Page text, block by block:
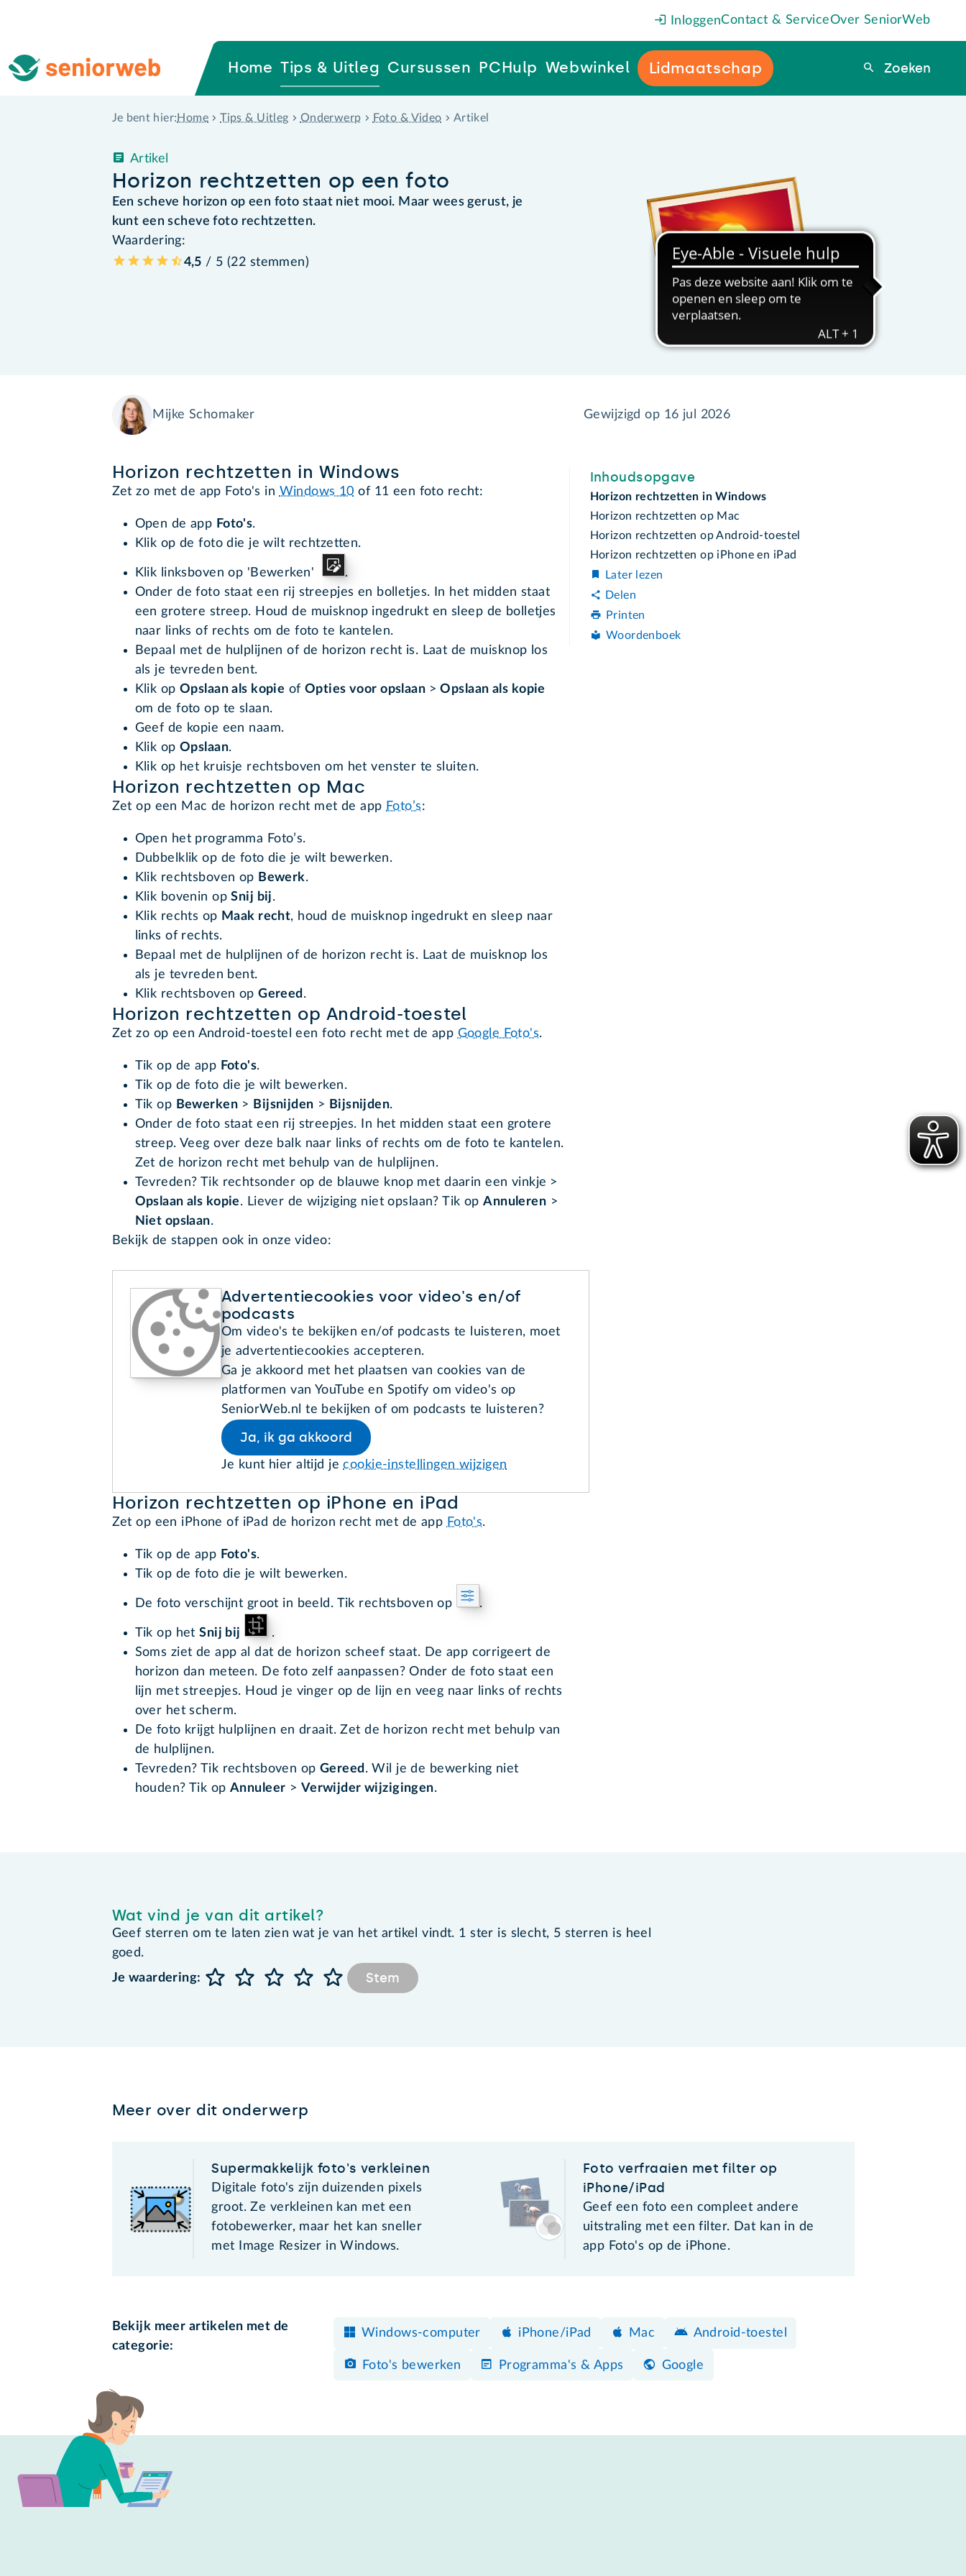
InloggenContact & ServiceOver SeniorWeb
Home Tips & Uitleg Cursussen PCHulp Webwinkel Lidmaatschap Zoeken
Zoeken
Je bent hier: Home Tips & Uitleg Onderwerp Foto & Video Artikel
Horizon rechtzetten op een foto
Artikel
Een scheve horizon op een foto staat niet mooi. Maar wees gerust, je
kunt een scheve foto rechtzetten.
Waardering:
4,5 / 5 (22 stemmen)
Mijke Schomaker Gewijzigd op 16 jul 2026
Horizon rechtzetten in Windows
Zet zo met de app Foto's in Windows 10 of 11 een foto recht:
Open de app Foto's.
Klik op de foto die je wilt rechtzetten.
Klik linksboven op 'Bewerken'
.
Onder de foto staat een rij streepjes en bolletjes. In het midden staat
een grotere streep. Houd de muisknop ingedrukt en sleep de bolletjes
naar links of rechts om de foto te kantelen.
Bepaal met de hulplijnen of de horizon recht is. Laat de muisknop los
als je tevreden bent.
Klik op Opslaan als kopie of Opties voor opslaan >Opslaan als kopie
om de foto op te slaan.
Geef de kopie een naam.
Klik op Opslaan.
Klik op het kruisje rechtsboven om het venster te sluiten.
Horizon rechtzetten op Mac
Zet op een Mac de horizon recht met de app Foto’s:
Open het programma Foto’s.
Dubbelklik op de foto die je wilt bewerken.
Klik rechtsboven op Bewerk.
Klik bovenin opSnij bij.
Klik rechts op Maak recht, houd de muisknop ingedrukt en sleep naar
links of rechts.
Bepaal met de hulplijnen of de horizon recht is. Laat de muisknop los
als je tevreden bent.
Klik rechtsboven opGereed .
Horizon rechtzetten op Android-toestel
Zet zo op een Android-toestel een foto recht met de app Google Foto's.
Tik op de app Foto's.
Tik op de foto die je wilt bewerken.
Tik op Bewerken> Bijsnijden > Bijsnijden.
Onder de foto staat een rij streepjes. In het midden staat een grotere
streep. Veeg over deze balk naar links of rechts om de foto te kantelen.
Zet de horizon recht met behulp van de hulplijnen.
Tevreden? Tik rechtsonder op de blauwe knop met daarin een vinkje >
Opslaan als kopie. Liever de wijziging niet opslaan? Tik opAnnuleren >
Niet opslaan.
Bekijk de stappen ook in onze video:
Advertentiecookies voor video's en/of
podcasts
Om video's te bekijken en/of podcasts te luisteren, moet
je advertentiecookies accepteren.
Ga je akkoord met het plaatsen van cookies van de
platformen van YouTube en Spotify om video's op
SeniorWeb.nl te bekijken of om podcasts te luisteren?
Ja, ik ga akkoord
Je kunt hier altijd jecookie-instellingen wijzigen
Horizon rechtzetten op iPhone en iPad
Zet op een iPhone of iPad de horizon recht met de app Foto's.
Tik op de app Foto's.
Tik op de foto die je wilt bewerken.
De foto verschijnt groot in beeld. Tik rechtsboven op .
Tik op hetSnij bij
.
Soms ziet de app al dat de horizon scheef staat. De app corrigeert de
horizon dan meteen. De foto zelf aanpassen? Onder de foto staat een
lijn met streepjes. Houd je vinger op de lijn en veeg naar links of rechts
over het scherm.
De foto krijgt hulplijnen en draait. Zet de horizon recht met behulp van
de hulplijnen.
Tevreden? Tik rechtsboven op Gereed . Wil je de bewerking niet
houden? Tik op Annuleer > Verwijder wijzigingen.
Inhoudsopgave
Horizon rechtzetten in Windows
Horizon rechtzetten op Mac
Horizon rechtzetten op Android-toestel
Horizon rechtzetten op iPhone en iPad
Later lezen
Delen
Printen
Woordenboek
Wat vind je van dit artikel?
Geef sterren om te laten zien wat je van het artikel vindt. 1 ster is slecht, 5 sterren is heel
goed.
Je waardering:
Stem
Meer over dit onderwerp
Supermakkelijk foto's verkleinen
Digitale foto's zijn duizenden pixels
groot. Ze verkleinen kan met een
fotobewerker, maar het kan sneller
met Image Resizer in Windows.
Foto verfraaien met filter op
iPhone/iPad
Geef een foto een compleet andere
uitstraling met een filter. Dat kan in de
app Foto's op de iPhone.
Bekijk meer artikelen met de
categorie:
Windows-computer iPhone/iPad Mac Android-toestel
Foto's bewerken Programma's & Apps Google